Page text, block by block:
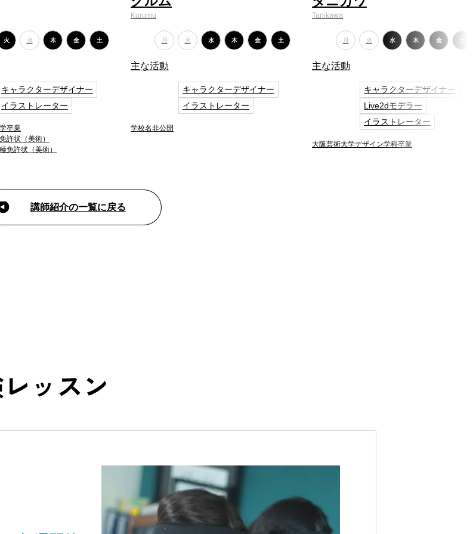
火 水 木 金 土
キャラクターデザイナー
イラストレーター
卒業
許状（美術）
免許状（美術）
Kurumu
月 火 水 木 金 土
主な活動
キャラクターデザイナー
イラストレーター
学校名非公開
Tanikawa
月 火 水 木 金
主な活動
キャラクターデザイナー
Live2dモデラー
イラストレーター
大阪芸術大学デザイン学科卒業
講師紹介の一覧に戻る
ッスン